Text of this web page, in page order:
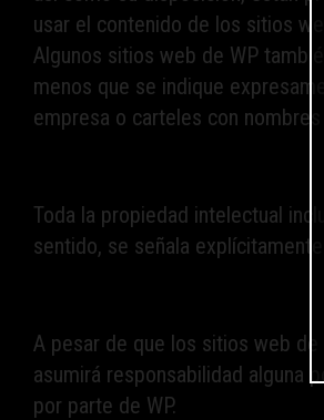
usar el contenido de los sitios
Algunos sitios web de WP
menos que se indique
empresa o carteles con nombres
Toda la propiedad intelectual
sentido, se señala
A pesar de que los sitios web
asumirá responsabilidad alguna
por parte de WP.